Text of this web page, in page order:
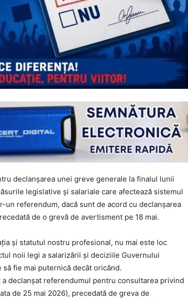
declanșarea unei greve generale la finalul lunii
legislative și salariale care afectează sistemul
referendum, dacă sunt de acord cu declanșarea
de o grevă de avertisment pe 18 mai.
și statutul nostru profesional, nu mai este loc
noii legi a salarizării și deciziile Guvernului
fie mai puternică decât oricând.
declanșat referendumul pentru consultarea privind
de 25 mai 2026), precedată de greva de